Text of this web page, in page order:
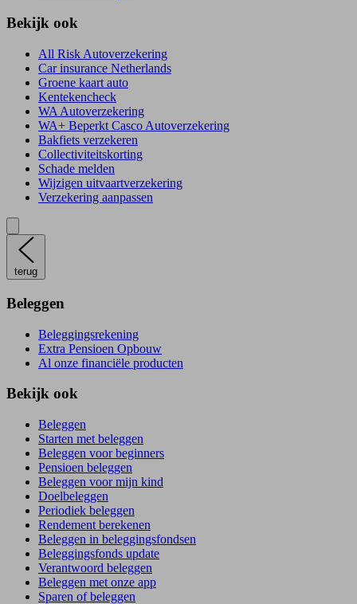
Bekijk ook
All Risk Autoverzekering
Car insurance Netherlands
Groene kaart auto
Kentekencheck
WA Autoverzekering
WA+ Beperkt Casco Autoverzekering
Bakfiets verzekeren
Collectiviteitskorting
Schade melden
Wijzigen uitvaartverzekering
Verzekering aanpassen
terug
Beleggen
Beleggingsrekening
Extra Pensioen Opbouw
Al onze financiële producten
Bekijk ook
Beleggen
Starten met beleggen
Beleggen voor beginners
Pensioen beleggen
Beleggen voor mijn kind
Doelbeleggen
Periodiek beleggen
Rendement berekenen
Beleggen in beleggingsfondsen
Beleggingsfonds update
Verantwoord beleggen
Beleggen met onze app
Sparen of beleggen